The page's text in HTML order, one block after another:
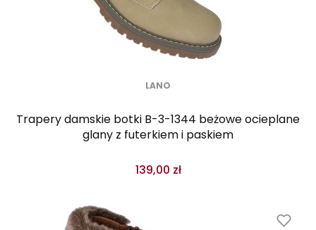
LANO
Trapery damskie botki B-3-1344 beżowe ocieplane
glany z futerkiem i paskiem
139,00 zł